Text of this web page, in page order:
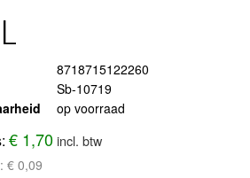
8718715122260
Sb-10719
op voorraad
€ 1,70 incl. btw
€ 0,09